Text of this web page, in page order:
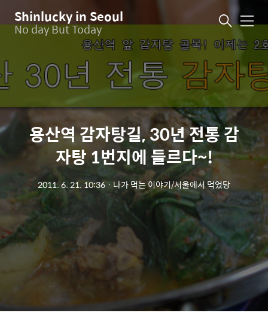
Shinlucky in Seoul
No day But Today 메
뉴
용산역 감자탕길, 30년 전통 감
자탕 1번지에 들르다~!
2011. 6. 21. 10:36ㆍ 나가 먹는 이야기/서울에서 먹었당